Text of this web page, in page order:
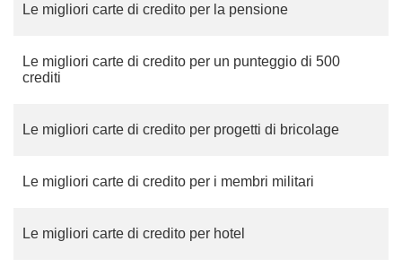
Le migliori carte di credito per la pensione
Le migliori carte di credito per un punteggio di 500
crediti
Le migliori carte di credito per progetti di bricolage
Le migliori carte di credito per i membri militari
Le migliori carte di credito per hotel